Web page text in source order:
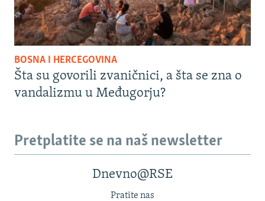
BOSNA I HERCEGOVINA
Šta su govorili zvaničnici, a šta se zna o
vandalizmu u Međugorju?
Pretplatite se na naš newsletter
Dnevno@RSE
Pratite nas